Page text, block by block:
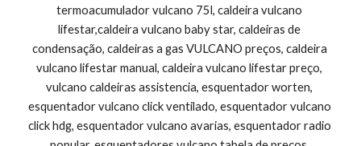
termoacumulador vulcano 75l, caldeira vulcano
lifestar,caldeira vulcano baby star, caldeiras de
condensação, caldeiras a gas VULCANO preços, caldeira
vulcano lifestar manual, caldeira vulcano lifestar preço,
vulcano caldeiras assistencia, esquentador worten,
esquentador vulcano click ventilado, esquentador vulcano
click hdg, esquentador vulcano avarias, esquentador radio